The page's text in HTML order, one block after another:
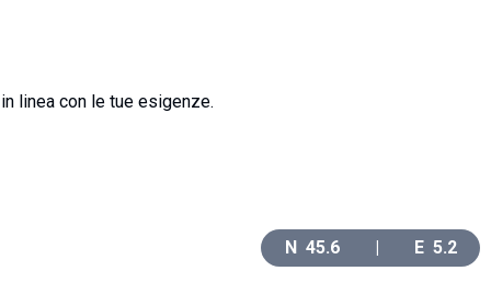
linea con le tue esigenze.
N 45.6 | E 5.2